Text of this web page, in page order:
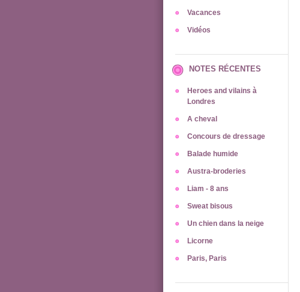
Vacances
Vidéos
NOTES RÉCENTES
Heroes and vilains à
Londres
A cheval
Concours de dressage
Balade humide
Austra-broderies
Liam - 8 ans
Sweat bisous
Un chien dans la neige
Licorne
Paris, Paris